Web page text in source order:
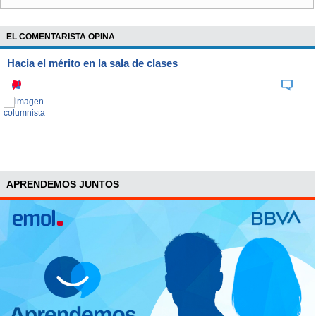
EL COMENTARISTA OPINA
Hacia el mérito en la sala de clases
APRENDEMOS JUNTOS